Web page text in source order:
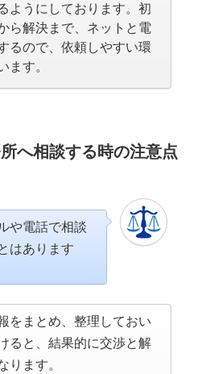
ようにしております。初
ら解決まで、ネットと電
るので、依頼しやすい環
ます。
へ相談する時の注意点
や電話で相談
はあります
をまとめ、整理しておい
ると、結果的に交渉と解
ります。